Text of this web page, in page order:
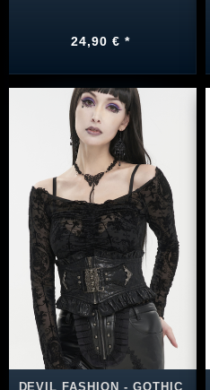
24,90 € *
DEVIL FASHION - GOTHIC